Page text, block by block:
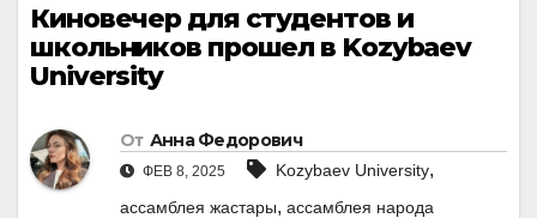
Киновечер для студентов и
школьников прошел в Kozybaev
University
От Анна Федорович
ФЕВ 8, 2025 Kozybaev University,
ассамблея жастары, ассамблея народа